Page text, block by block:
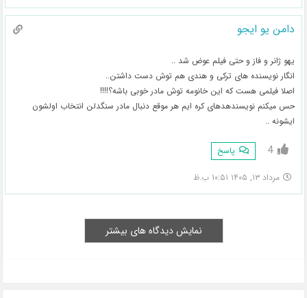
دامن یو ایجو
یهو ژانر و فاز و حتی فیلم عوض شد ..
انگار نویسنده های ترکی و هندی هم توش دست داشتن..
اصلا فیلمی هست که این خانومه توش مادر خوبی باشه؟!!!!
حس میکنم نویسندهدهای کره ایم هر موقع دنبال مادر سنگدلن انتخاب اولشون
ایشونه ..
4 پاسخ
مرداد ۱۳, ۱۴۰۵ ۱۰:۵۱ ب.ظ
نمایش دیدگاه های بیشتر